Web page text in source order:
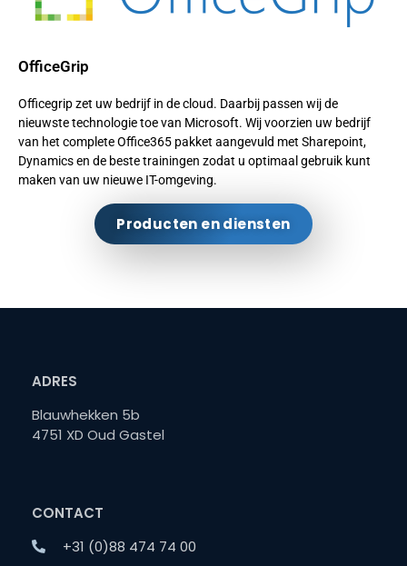
OfficeGrip
Officegrip zet uw bedrijf in de cloud. Daarbij passen wij de
nieuwste technologie toe van Microsoft. Wij voorzien uw bedrijf
van het complete Office365 pakket aangevuld met Sharepoint,
Dynamics en de beste trainingen zodat u optimaal gebruik kunt
maken van uw nieuwe IT-omgeving.
Producten en diensten
ADRES
Blauwhekken 5b
4751 XD Oud Gastel
CONTACT
+31 (0)88 474 74 00